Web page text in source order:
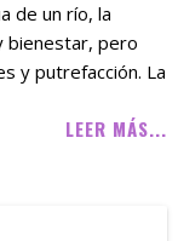
de un río, la
bienestar, pero
y putrefacción. La
LEER MÁS...